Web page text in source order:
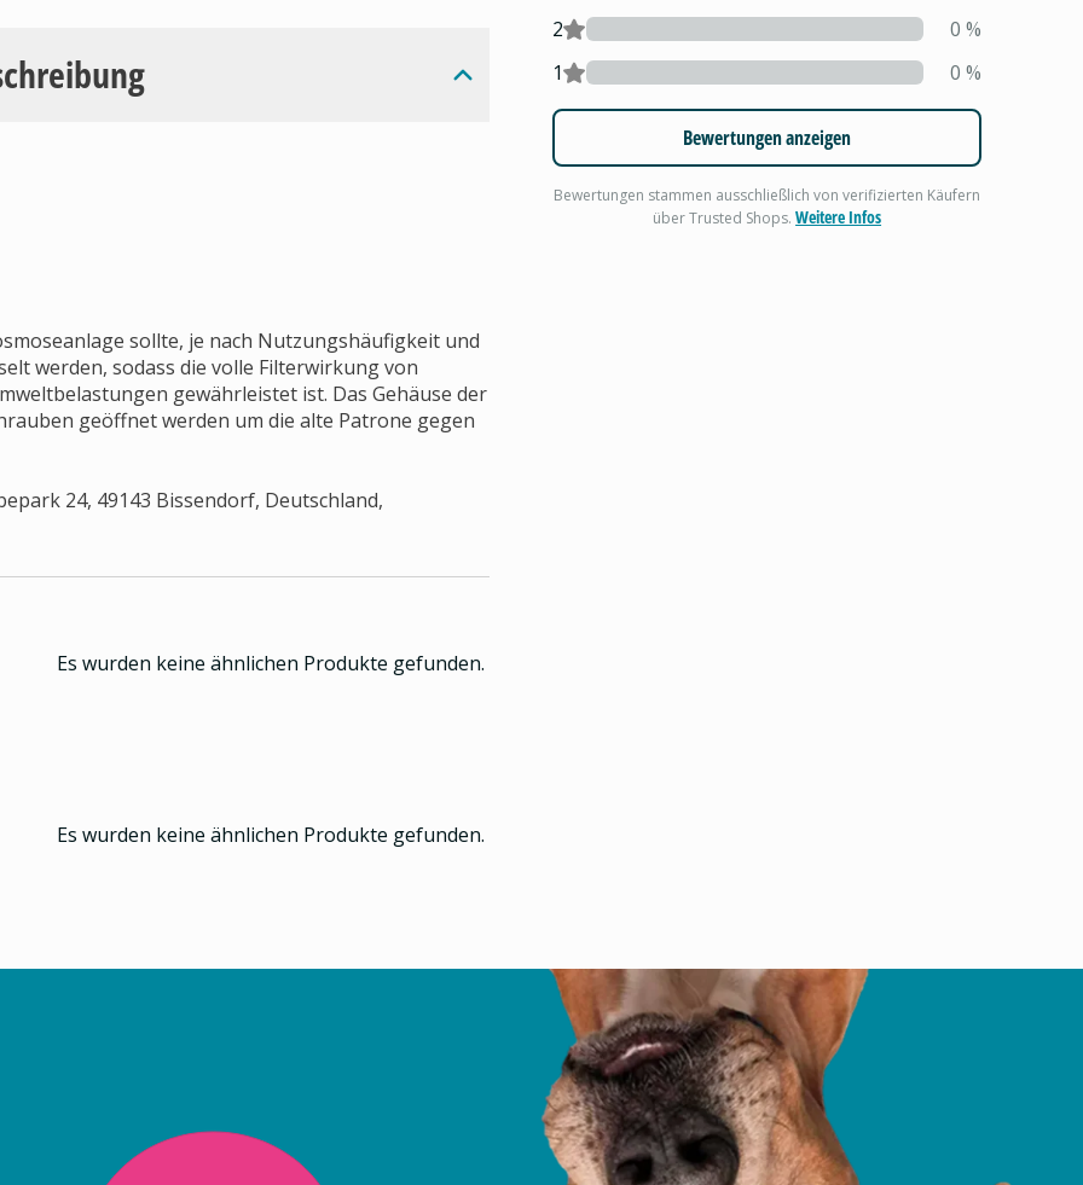
sollte, je nach Nutzungshäufigkeit und
werden, sodass die volle Filterwirkung von
gewährleistet ist. Das Gehäuse der
geöffnet werden um die alte Patrone gegen
24, 49143 Bissendorf, Deutschland,
2
0 %
1
0 %
Bewertungen anzeigen
Bewertungen stammen ausschließlich von verifizierten Käufern
über Trusted Shops.Weitere Infos
Es wurden keine ähnlichen Produkte gefunden.
Es wurden keine ähnlichen Produkte gefunden.